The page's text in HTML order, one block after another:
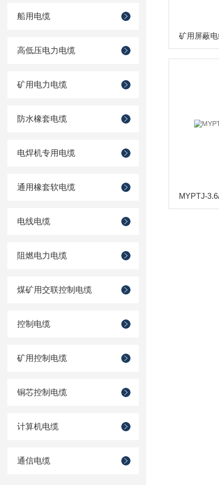
船用电缆
高低压电力电缆
矿用电力电缆
防水橡套电缆
电焊机专用电缆
通用橡套软电缆
电线电缆
阻燃电力电缆
煤矿用交联控制电缆
控制电缆
矿用控制电缆
铜芯控制电缆
计算机电缆
通信电缆
MYPTJ-